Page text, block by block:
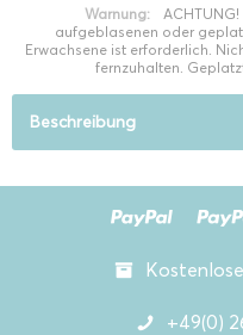
Warnung:
aufgeblasenen oder
Erwachsene ist erforderlich.
fernzuhalten.
Beschreibung
+49(0)